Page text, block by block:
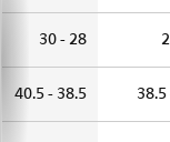
28 - 30
38.5 - 40.5